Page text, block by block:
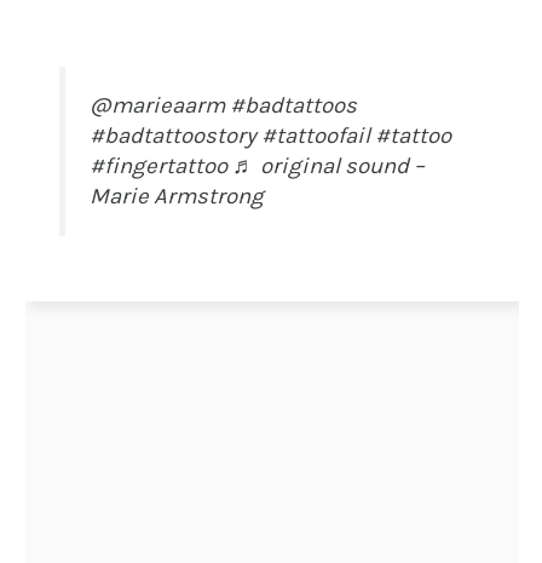
@marieaarm #badtattoos
#badtattoostory #tattoofail #tattoo
#fingertattoo ♬ original sound –
Marie Armstrong